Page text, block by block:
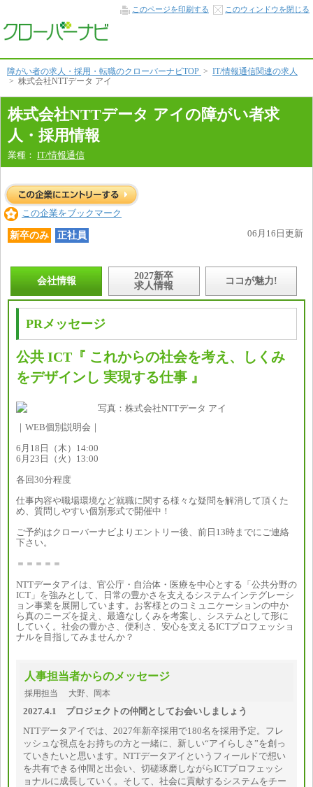
情
報
文
へ
このページを印刷する このウィンドウを閉じる
障がい者の求人・採用・転職のクローバーナビTOP > IT/情報通信関連の求人
> 株式会社NTTデータ アイ
株式会社NTTデータ アイの障がい者求
人・採用情報
業種： IT/情報通信
この企業をブックマーク
新卒のみ 正社員 06月16日更新
会社情報
2027新卒
求人情報
ココが魅力!
PRメッセージ
公共 ICT『 これからの社会を考え、しくみ
をデザインし 実現する仕事 』
｜WEB個別説明会｜
6月18日（木）14:00
6月23日（火）13:00
各回30分程度
仕事内容や職場環境など就職に関する様々な疑問を解消して頂くた
め、質問しやすい個別形式で開催中！
ご予約はクローバーナビよりエントリー後、前日13時までにご連絡
下さい。
＝＝＝＝＝
NTTデータアイは、官公庁・自治体・医療を中心とする「公共分野の
ICT」を強みとして、日常の豊かさを支えるシステムインテグレーシ
ョン事業を展開しています。お客様とのコミュニケーションの中か
ら真のニーズを捉え、最適なしくみを考案し、システムとして形に
していく。社会の豊かさ、便利さ、安心を支えるICTプロフェッショ
ナルを目指してみませんか？
人事担当者からのメッセージ
採用担当 大野、岡本
2027.4.1 プロジェクトの仲間としてお会いしましょう
NTTデータアイでは、2027年新卒採用で180名を採用予定。フレ
ッシュな視点をお持ちの方と一緒に、新しい“アイらしさ”を創っ
ていきたいと思います。NTTデータアイというフィールドで想い
を共有できる仲間と出会い、切磋琢磨しながらICTプロフェッシ
ョナルに成長していく。そして、社会に貢献するシステムをチー